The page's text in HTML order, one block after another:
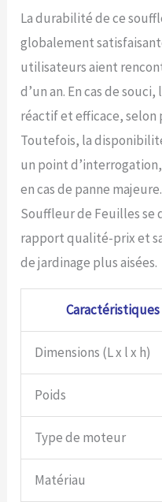
La durabilité de ce
globalement
utilisateurs aient
d’un an. En cas de
réactif et efficace, selon
Toutefois, la
un point
en cas de panne
Souffleur de Feuilles se
rapport qualité-prix et
de jardinage plus aisées.
Caractéristiques
Dimensions (L x l x h)
Poids
Type de moteur
Matériau